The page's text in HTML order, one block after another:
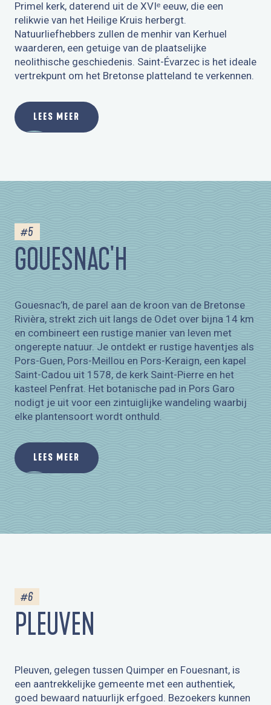
Primel kerk, daterend uit de XVIᵉ eeuw, die een
relikwie van het Heilige Kruis herbergt.
Natuurliefhebbers zullen de menhir van Kerhuel
waarderen, een getuige van de plaatselijke
neolithische geschiedenis. Saint-Évarzec is het ideale
vertrekpunt om het Bretonse platteland te verkennen.
LEES MEER
#5
GOUESNAC'H
Gouesnac’h, de parel aan de kroon van de Bretonse
Rivièra, strekt zich uit langs de Odet over bijna 14 km
en combineert een rustige manier van leven met
ongerepte natuur. Je ontdekt er rustige haventjes als
Pors-Guen, Pors-Meillou en Pors-Keraign, een kapel
Saint-Cadou uit 1578, de kerk Saint-Pierre en het
kasteel Penfrat. Het botanische pad in Pors Garo
nodigt je uit voor een zintuiglijke wandeling waarbij
elke plantensoort wordt onthuld.
LEES MEER
#6
PLEUVEN
Pleuven, gelegen tussen Quimper en Fouesnant, is
een aantrekkelijke gemeente met een authentiek,
goed bewaard natuurlijk erfgoed. Bezoekers kunnen